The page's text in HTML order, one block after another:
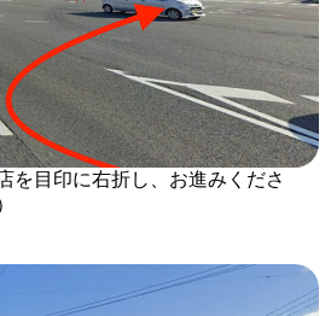
を目印に右折し、お進みくださ